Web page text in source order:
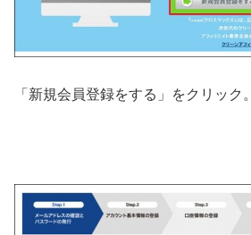
「新規会員登録をする」をクリック。